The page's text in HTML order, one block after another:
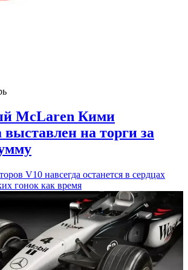
McLaren Кими
на торги за
V10 навсегда останется в сердцах
гонок как время